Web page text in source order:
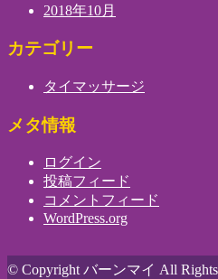
2018年10月
カテゴリー
タイマッサージ
メタ情報
ログイン
投稿フィード
コメントフィード
WordPress.org
© Copyright バーンマイ All Rights